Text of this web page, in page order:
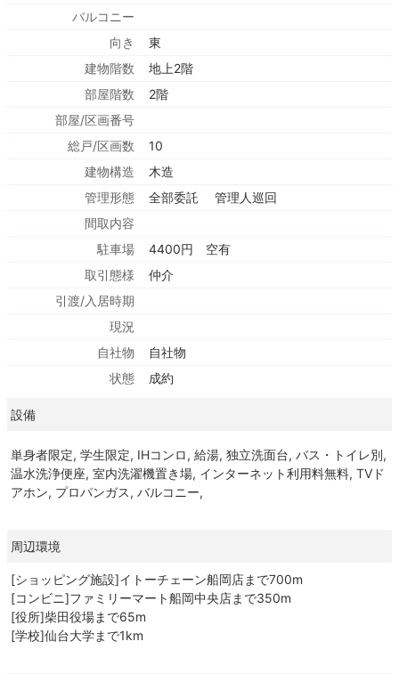
バルコニー
向き
東
建物階数
地上2階
部屋階数
2階
部屋/区画番号
総戸/区画数
10
建物構造
木造
管理形態
全部委託 管理人巡回
間取内容
駐車場
4400円 空有
取引態様
仲介
引渡/入居時期
現況
自社物
自社物
状態
成約
設備
単身者限定, 学生限定, IHコンロ, 給湯, 独立洗面台, バス・トイレ別,
温水洗浄便座, 室内洗濯機置き場, インターネット利用料無料, TVド
アホン, プロパンガス, バルコニー,
周辺環境
[ショッピング施設]イトーチェーン船岡店まで700m
[コンビニ]ファミリーマート船岡中央店まで350m
[役所]柴田役場まで65m
[学校]仙台大学まで1km